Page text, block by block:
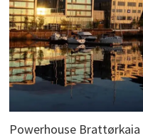
Powerhouse